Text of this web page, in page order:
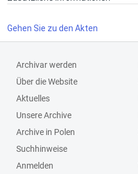
Gehen Sie zu den Akten
Archivar werden
Über die Website
Aktuelles
Unsere Archive
Archive in Polen
Suchhinweise
Anmelden